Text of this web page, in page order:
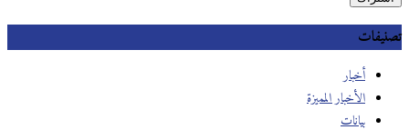
تصنيفات
أخبار
الأخبار المميزة
بيانات